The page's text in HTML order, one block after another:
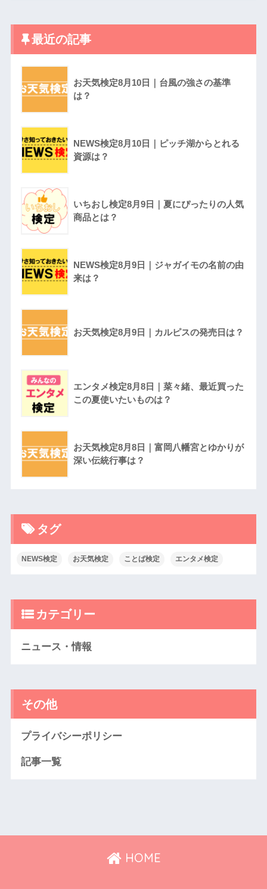
最近の記事
お天気検定8月10日｜台風の強さの基準
は？
NEWS検定8月10日｜ピッチ湖からとれる
資源は？
いちおし検定8月9日｜夏にぴったりの人気
商品とは？
NEWS検定8月9日｜ジャガイモの名前の由
来は？
お天気検定8月9日｜カルピスの発売日は？
エンタメ検定8月8日｜菜々緒、最近買った
この夏使いたいものは？
お天気検定8月8日｜富岡八幡宮とゆかりが
深い伝統行事は？
タグ
NEWS検定 お天気検定 ことば検定 エンタメ検定
カテゴリー
ニュース・情報
その他
プライバシーポリシー
記事一覧
HOME